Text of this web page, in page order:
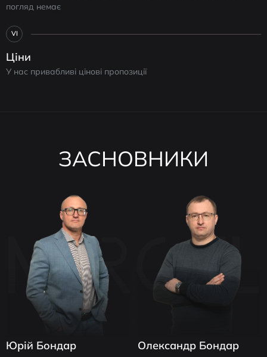
погляд немає
VI
Ціни
У нас привабливі цінові пропозиції
ЗАСНОВНИКИ
Юрій Бондар Олександр Бондар